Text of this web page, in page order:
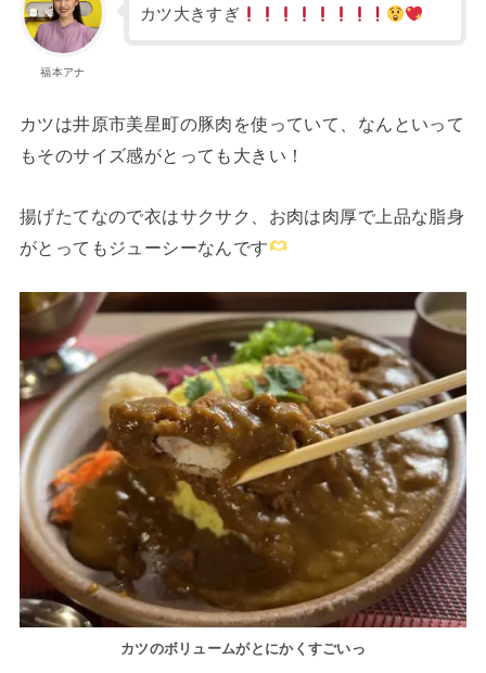
福本アナ
カツ大きすぎ
カツは井原市美星町の豚肉を使っていて、なんといって
もそのサイズ感がとっても大きい！
揚げたてなので衣はサクサク、お肉は肉厚で上品な脂身
がとってもジューシーなんです
カツのボリュームがとにかくすごいっ